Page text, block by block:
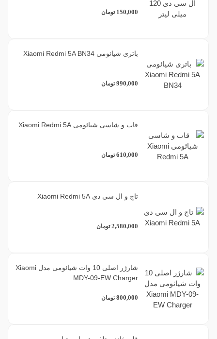
150,000 تومان
باتری شیائومی Xiaomi Redmi 5A BN34
990,000 تومان
قاب و شاسی شیائومی Xiaomi Redmi 5A
610,000 تومان
تاچ و ال سی دی Xiaomi Redmi 5A
2,580,000 تومان
شارژر اصلی 10 وات شیائومی مدل Xiaomi
MDY-09-EW Charger
800,000 تومان